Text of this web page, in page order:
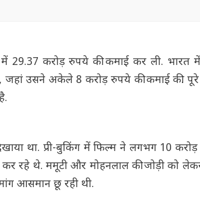
में 29.37 करोड़ रुपये की कमाई कर ली.
उसने अकेले 8 करोड़ रुपये की कमाई की.
था. प्री-बुकिंग में फिल्म ने लगभग 10 करोड़
रहे थे. ममूटी और मोहनलाल की जोड़ी को
आसमान छू रही थी.